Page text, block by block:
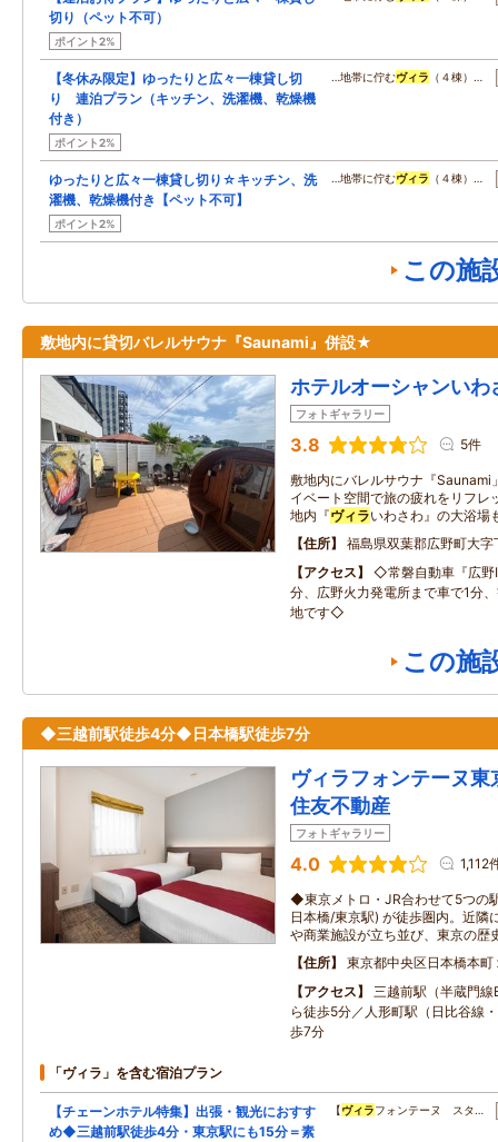
切り（ペット不可）
ポイント2%
【冬休み限定】ゆったりと広々一棟貸し切
り 連泊プラン（キッチン、洗濯機、乾燥機
付き）
ポイント2%
…地帯に佇むヴィラ （４棟）…
ゆったりと広々一棟貸し切り☆キッチン、洗
濯機、乾燥機付き【ペット不可】
ポイント2%
…地帯に佇むヴィラ （４棟）…
この施
敷地内に貸切バレルサウナ『Saunami』併設★
ホテルオーシャンいわ
フォトギャラリー
3.8 5件
敷地内にバレルサウナ『Saunami
イベート空間で旅の疲れをリフレ
地内『ヴィラいわさわ』の大浴場
住所
福島県双葉郡広野町大
アクセス
◇常磐自動車『広野
分、広野火力発電所まで車で1分
地です◇
この施
◆三越前駅徒歩4分◆日本橋駅徒歩7分
ヴィラフォンテーヌ
住友不動産
フォトギャラリー
4.0 1,112
◆東京メトロ・JR合わせて5つの
日本橋/東京駅) が徒歩圏内。近隣
や商業施設が立ち並び、東京の歴
住所
東京都中央区日本橋本町
アクセス
三越前駅（半蔵門
ら徒歩5分／人形町駅（日比谷線
歩7分
「ヴィラ」を含む宿泊プラン
【チェーンホテル特集】出張・観光におすす
め◆三越前駅徒歩4分・東京駅にも15分＝素
【ヴィラフォンテーヌ スタ…